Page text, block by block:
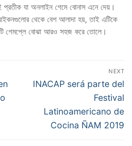
যা অনলাইন গেমে বোনাস এনে দেয়।
থেকে বেশ আলাদা হয়, তাই এটিকে
গেমপ্লে বোঝা আরও সহজ করে তোলে।
NEXT
Next
INACAP será parte del
Festival
Latinoamericano de
Cocina ÑAM 2019